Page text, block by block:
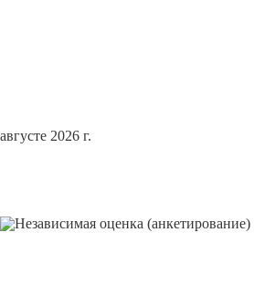
августе 2026 г.